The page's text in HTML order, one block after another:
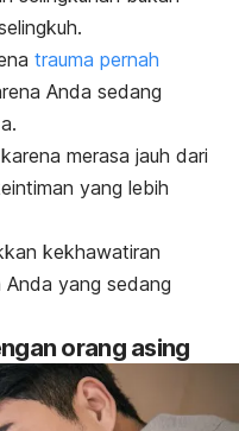
trauma pernah
Anda sedang
merasa jauh dari
yang lebih
kekhawatiran
yang sedang
orang asing